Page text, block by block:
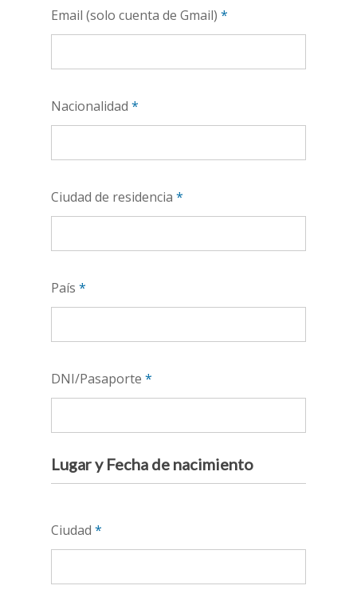
Email (solo cuenta de Gmail) *
Nacionalidad *
Ciudad de residencia *
País *
DNI/Pasaporte *
Lugar y Fecha de nacimiento
Ciudad *